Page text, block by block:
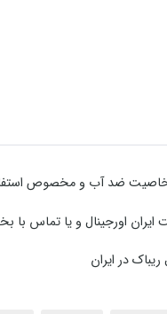
خاصیت ضد آب و مخصوص
ایران اورجینال و یا تماس
در ایران